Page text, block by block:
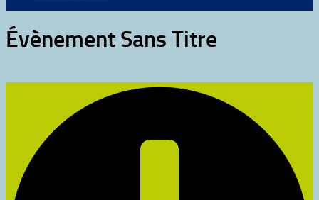
Évènement Sans Titre